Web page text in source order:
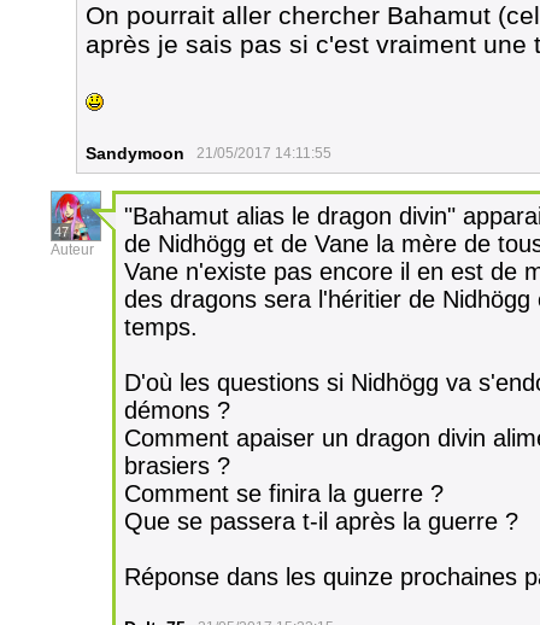
On pourrait aller chercher Bahamut
après je sais pas si c'est vraiment une
Sandymoon 21/05/2017 14:11:55
47
Auteur
"Bahamut alias le dragon divin"
de Nidhögg et de Vane la mère de
Vane n'existe pas encore il en est de
des dragons sera l'héritier de
temps.
D'où les questions si Nidhögg va
démons ?
Comment apaiser un dragon divin
brasiers ?
Comment se finira la guerre ?
Que se passera t-il après la guerre ?
Réponse dans les quinze prochaines